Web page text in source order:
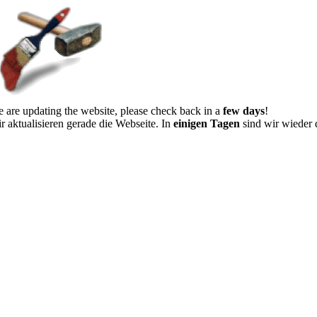
are updating the website, please check back in a few days!
aktualisieren gerade die Webseite. In einigen Tagen sind wir wieder